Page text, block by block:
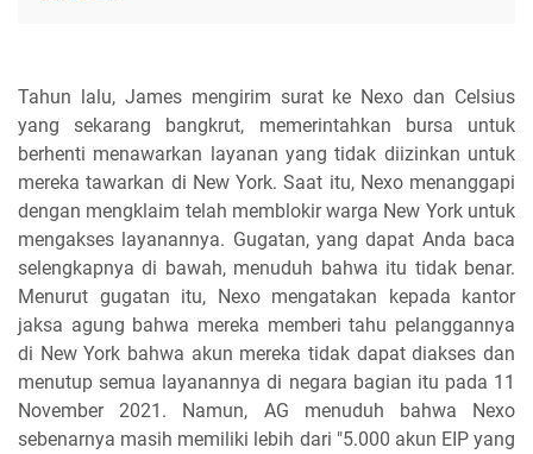
Tahun lalu, James mengirim surat ke Nexo dan Celsius
yang sekarang bangkrut, memerintahkan bursa untuk
berhenti menawarkan layanan yang tidak diizinkan untuk
mereka tawarkan di New York. Saat itu, Nexo menanggapi
dengan mengklaim telah memblokir warga New York untuk
mengakses layanannya. Gugatan, yang dapat Anda baca
selengkapnya di bawah, menuduh bahwa itu tidak benar.
Menurut gugatan itu, Nexo mengatakan kepada kantor
jaksa agung bahwa mereka memberi tahu pelanggannya
di New York bahwa akun mereka tidak dapat diakses dan
menutup semua layanannya di negara bagian itu pada 11
November 2021. Namun, AG menuduh bahwa Nexo
sebenarnya masih memiliki lebih dari "5.000 akun EIP yang